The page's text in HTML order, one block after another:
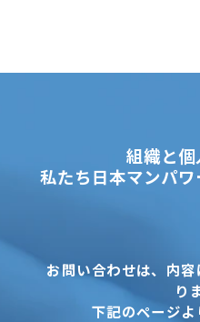
組織と
私たち日本マンパ
お問い合わせは、内
り
下記のページ